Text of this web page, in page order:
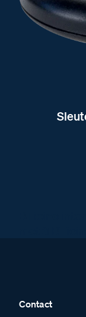
Contact